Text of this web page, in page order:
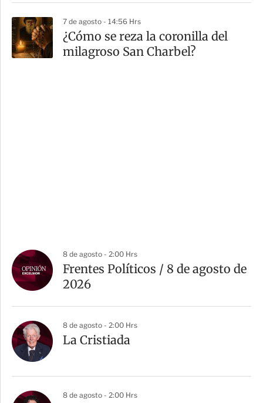
7 de agosto - 14:56 Hrs
¿Cómo se reza la coronilla del
milagroso San Charbel?
8 de agosto - 2:00 Hrs
Frentes Políticos / 8 de agosto de
2026
8 de agosto - 2:00 Hrs
La Cristiada
8 de agosto - 2:00 Hrs